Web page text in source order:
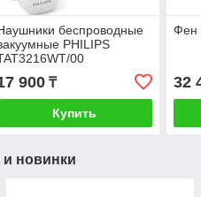
беспроводные
PHILIPS
00
900₸
Купить
Фен
32
новинки